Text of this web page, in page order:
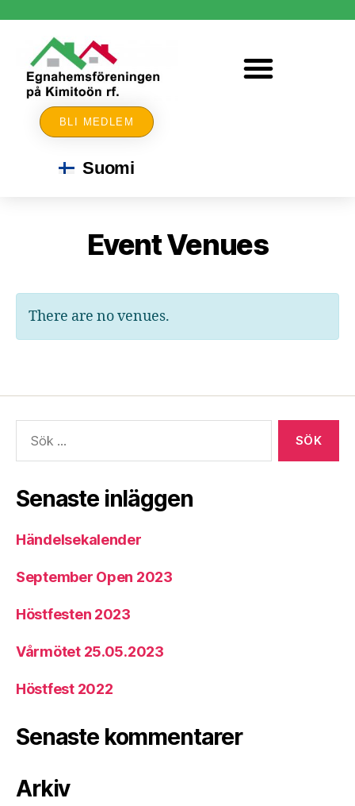
BLI MEDLEM
Suomi
Event Venues
There are no venues.
Senaste inläggen
Händelsekalender
September Open 2023
Höstfesten 2023
Vårmötet 25.05.2023
Höstfest 2022
Senaste kommentarer
Arkiv